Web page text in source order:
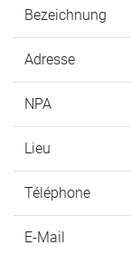
Bezeichnung
Adresse
NPA
Lieu
Téléphone
E-Mail